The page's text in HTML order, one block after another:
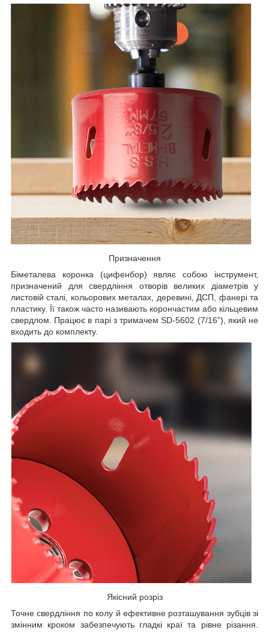
Призначення
Біметалева коронка (цифенбор) являє собою інструмент,
призначений для свердління отворів великих діаметрів у
листовій сталі, кольорових металах, деревині, ДСП, фанері та
пластику. Її також часто називають корончастим або кільцевим
свердлом. Працює в парі з тримачем SD-5602 (7/16”), який не
входить до комплекту.
Якісний розріз
Точне свердління по колу й ефективне розташування зубців зі
змінним кроком забезпечують гладкі краї та рівне різання.